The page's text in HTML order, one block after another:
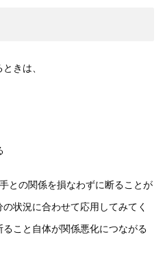
きは、
との関係を損なわずに断ることが
状況に合わせて応用してみてく
こと自体が関係悪化につながる